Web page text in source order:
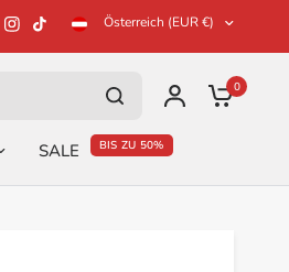
Österreich (EUR €)
0
SALE BIS ZU 50%